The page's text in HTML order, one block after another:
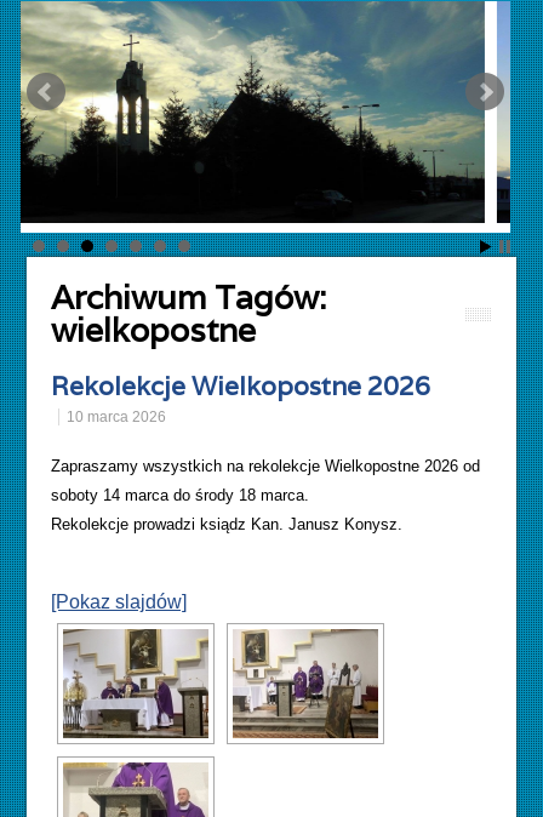
Archiwum Tagów:
wielkopostne
Rekolekcje Wielkopostne 2026
10 marca 2026
Zapraszamy wszystkich na rekolekcje Wielkopostne 2026 od
soboty 14 marca do środy 18 marca.
Rekolekcje prowadzi ksiądz Kan. Janusz Konysz.
[Pokaz slajdów]